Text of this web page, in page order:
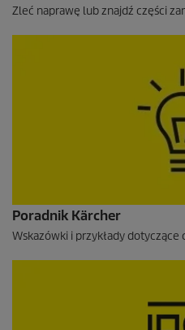
Zleć naprawę lub znajdź części
Poradnik Kärcher
Wskazówki i przykłady dotyczące